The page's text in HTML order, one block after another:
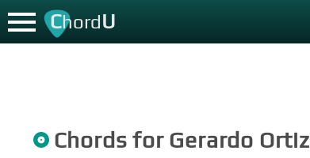
ChordU
Chords for Gerardo Ortiz